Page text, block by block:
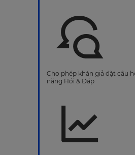
Cho phép khán giả đặt câu
năng Hỏi & Đáp